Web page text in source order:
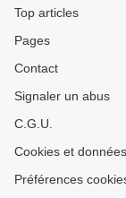
Top articles
Pages
Contact
Signaler un abus
C.G.U.
Cookies et
Préférences